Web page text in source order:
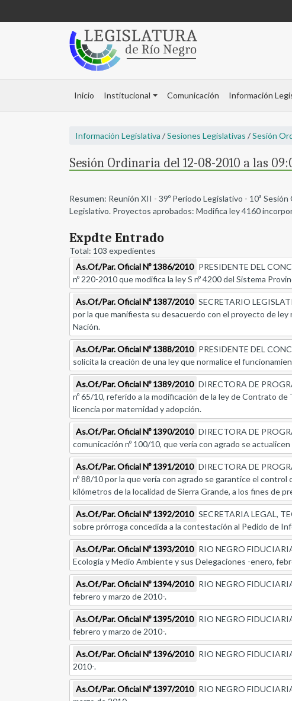
Inicio Institucional Comunicación Información
Información Legislativa /Sesiones Legislativas /Sesión
Sesión Ordinaria del 12-08-2010 a las
Resumen: Reunión XII - 39º Período Legislativo - 10ª
Legislativo. Proyectos aprobados: Modifica ley 4160
Expdte Entrado
Total: 103 expedientes
As.Of./Par. Oficial Nº 1386/2010 PRESIDENTE DEL
nº 220-2010 que modifica la ley S nº 4200 del Sistema
As.Of./Par. Oficial Nº 1387/2010 SECRETARIO
por la que manifiesta su desacuerdo con el proyecto de
Nación.
As.Of./Par. Oficial Nº 1388/2010 PRESIDENTE DEL
solicita la creación de una ley que normalice el
As.Of./Par. Oficial Nº 1389/2010 DIRECTORA DE
nº 65/10, referido a la modificación de la ley de Contrato
licencia por maternidad y adopción.
As.Of./Par. Oficial Nº 1390/2010 DIRECTORA DE
comunicación nº 100/10, que vería con agrado se
As.Of./Par. Oficial Nº 1391/2010 DIRECTORA DE
nº 88/10 por la que vería con agrado se garantice el
kilómetros de la localidad de Sierra Grande, a los fines de
As.Of./Par. Oficial Nº 1392/2010 SECRETARIA LEGAL,
sobre prórroga concedida a la contestación al Pedido de
As.Of./Par. Oficial Nº 1393/2010 RIO NEGRO
Ecología y Medio Ambiente y sus Delegaciones -enero,
As.Of./Par. Oficial Nº 1394/2010 RIO NEGRO
febrero y marzo de 2010-.
As.Of./Par. Oficial Nº 1395/2010 RIO NEGRO
febrero y marzo de 2010-.
As.Of./Par. Oficial Nº 1396/2010 RIO NEGRO
2010-.
As.Of./Par. Oficial Nº 1397/2010 RIO NEGRO